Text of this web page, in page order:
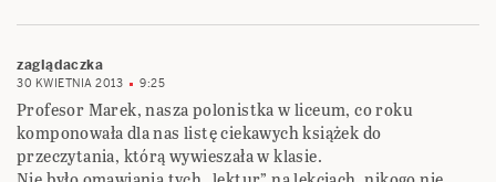
zaglądaczka
30 KWIETNIA 2013 9:25
Profesor Marek, nasza polonistka w liceum, co roku
komponowała dla nas listę ciekawych książek do
przeczytania, którą wywieszała w klasie.